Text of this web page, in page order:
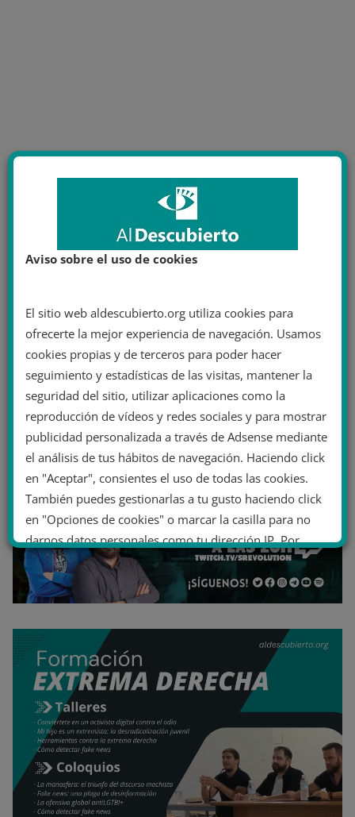
Aviso sobre el uso de cookies
El sitio web aldescubierto.org utiliza cookies para
ofrecerte la mejor experiencia de navegación. Usamos
cookies propias y de terceros para poder hacer
seguimiento y estadísticas de las visitas, mantener la
seguridad del sitio, utilizar aplicaciones como la
reproducción de vídeos y redes sociales y para mostrar
publicidad personalizada a través de Adsense mediante
el análisis de tus hábitos de navegación. Haciendo click
en "Aceptar", consientes el uso de todas las cookies.
También puedes gestionarlas a tu gusto haciendo click
en "Opciones de cookies" o marcar la casilla para no
darnos datos personales como tu dirección IP. Por
último, puedes leer nuestra Política de cookies.
.
Opciones de cookies Aceptar cookies
Rechazar cookies Política de cookies